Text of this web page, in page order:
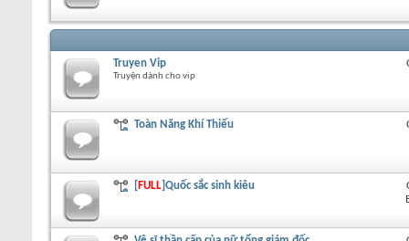
Truyen Vip
Truyện dành cho vip
Toàn Năng Khí Thiếu
[ FULL]Quốc sắc sinh kiêu